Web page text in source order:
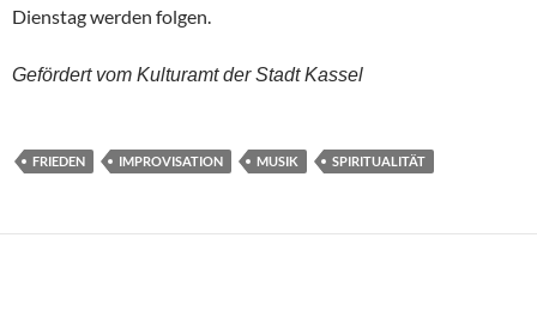
Dienstag werden folgen.
Gefördert vom Kulturamt der Stadt Kassel
FRIEDEN IMPROVISATION MUSIK SPIRITUALITÄT